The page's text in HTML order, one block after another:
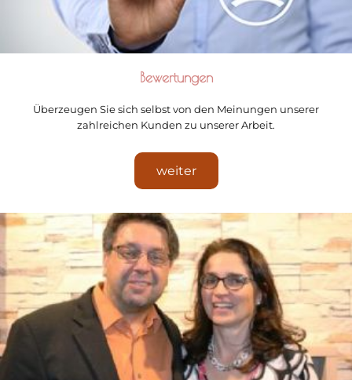
Bewertungen
Überzeugen Sie sich selbst von den Meinungen unserer
zahlreichen Kunden zu unserer Arbeit.
weiter